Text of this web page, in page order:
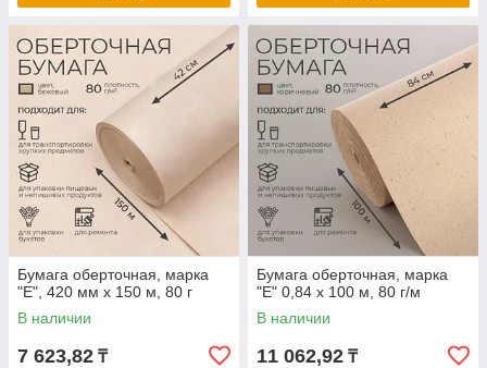
Бумага оберточная, марка
"Е", 420 мм х 150 м, 80 г
В наличии
7 623,82 ₸
Бумага оберточная, марка
"Е" 0,84 х 100 м, 80 г/м
В наличии
11 062,92 ₸